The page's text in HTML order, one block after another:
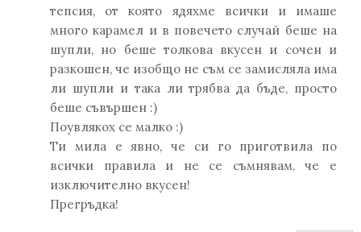
тепсия, от която ядяхме всички и имаше
много карамел и в повечето случай беше на
шупли, но беше толкова вкусен и сочен и
разкошен, че изобщо не съм се замисляла има
ли шупли и така ли трябва да бъде, просто
беше съвършен :)
Поувлякох се малко :)
Ти мила е явно, че си го приготвила по
всички правила и не се съмнявам, че е
изключително вкусен!
Прегръдка!